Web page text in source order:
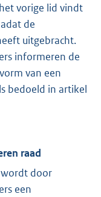
vorige lid vindt
de
uitgebracht.
informeren de
van een
bedoeld in artikel
raad
wordt door
een